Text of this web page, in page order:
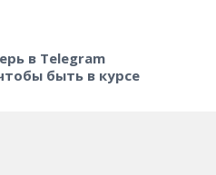
в Telegram
быть в курсе